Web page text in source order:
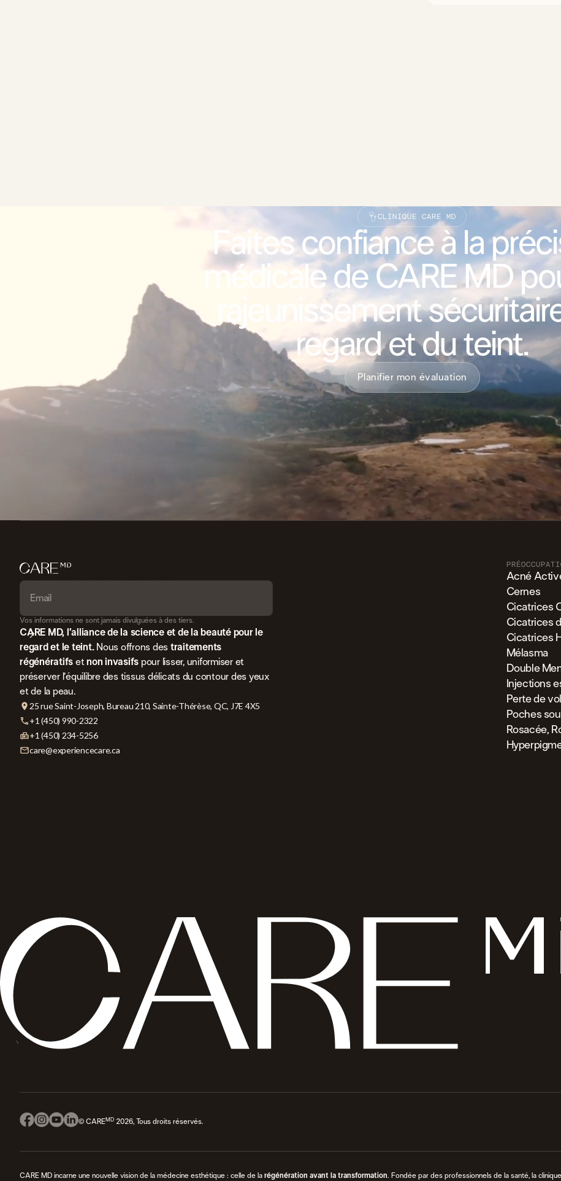
CLINIQUE CARE MD
Faites confiance à la
médicale de CARE MD
rajeunissement
regard et du teint.
Planifier mon évaluation
ABONNEZ-VOUS À NOTRE INFOLETTRE
Vos informations ne sont jamais divulguées à des tiers.
CARE MD, l’alliance de la science et de la beauté pour le
regard et le teint. Nous offrons des traitements
régénératifs et non invasifs pour lisser, uniformiser et
préserver l’équilibre des tissus délicats du contour des yeux
et de la peau.
25 rue Saint-Joseph, Bureau 210, Sainte-Thérèse, QC, J7E 4X5
+1 (450) 990-2322
+1 (450) 234-5256
care@experiencecare.ca
Acné
Cernes
Cicatrices
Cicatrices
Cicatrices
Mélasma
Double
Injections
Perte de
Poches
Rosacée,
© CAREMD 2026, Tous droits réservés.
CARE MD incarne une nouvelle vision de la médecine esthétique : celle de la régénération avant la transformation. Fondée par des professionnels de la santé, la